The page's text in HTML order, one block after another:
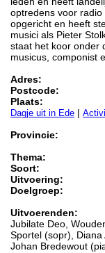
optredens voor
opgericht en heeft
musici als Pieter
staat het koor onder
musicus, componist
Adres:
Postcode:
Plaats:
Dagje uit in Ede |
Provincie:
Thema:
Soort:
Uitvoering:
Doelgroep:
Uitvoerenden:
Jubilate Deo,
Sportel (sopr),
Johan Bredewout